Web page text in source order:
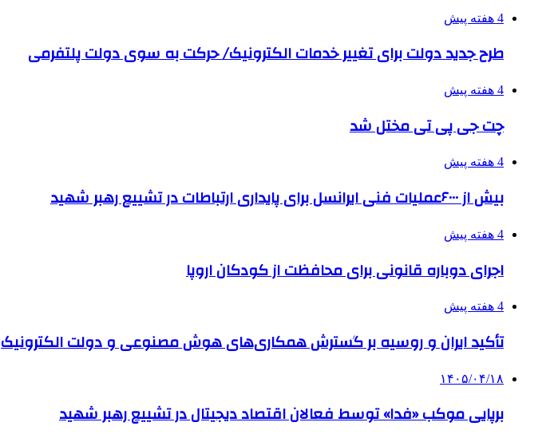
4 هفته پیش
طرح جدید دولت برای تغییر خدمات الکترونیک/ حرکت به سوی دولت پلتفرمی
4 هفته پیش
چت جی پی تی مختل شد
4 هفته پیش
بیش از ۶۰۰۰عملیات فنی ایرانسل برای پایداری ارتباطات در تشییع رهبر شهید
4 هفته پیش
اجرای دوباره قانونی برای محافظت از کودکان اروپا
4 هفته پیش
تأکید ایران و روسیه بر گسترش همکاری‌های هوش مصنوعی و دولت الکترونیک
۱۴۰۵/۰۴/۱۸
برپایی موکب «فدا» توسط فعالان اقتصاد دیجیتال در تشییع رهبر شهید